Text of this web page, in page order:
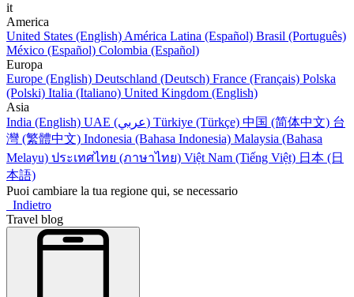
it
America
United States (English) América Latina (Español) Brasil (Português)
México (Español) Colombia (Español)
Europa
Europe (English) Deutschland (Deutsch) France (Français) Polska
(Polski) Italia (Italiano) United Kingdom (English)
Asia
India (English)
UAE (عربي) Türkiye (Türkçe) 中国 (简体中文) 台
灣 (繁體中文) Indonesia (Bahasa Indonesia) Malaysia (Bahasa
Melayu) ประเทศไทย (ภาษาไทย) Việt Nam (Tiếng Việt) 日本 (日
本語)
Puoi cambiare la tua regione qui, se necessario
Indietro
Travel blog